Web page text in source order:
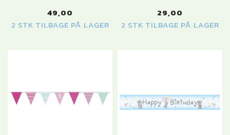
49,00
2 STK TILBAGE PÅ LAGER
29,00
2 STK TILBAGE PÅ LAGER